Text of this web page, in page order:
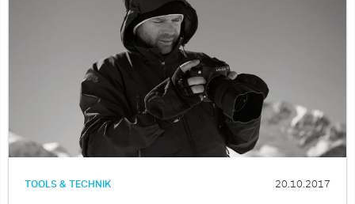
TOOLS & TECHNIK 20.10.2017